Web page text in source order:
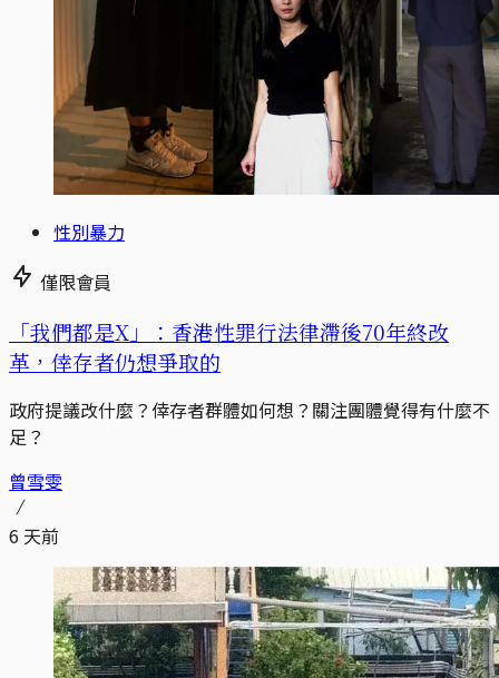
性別暴力
僅限會員
「我們都是X」：香港性罪行法律滯後70年終改
革，倖存者仍想爭取的
政府提議改什麼？倖存者群體如何想？關注團體覺得有什麼不
足？
曾雪雯
6 天前